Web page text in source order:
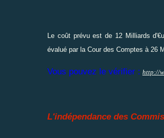
Le coût prévu est de 12 Milliards
évalué par la Cour des Comptes à 26
Vous pouvez le vérifier : http://
L'indépendance des